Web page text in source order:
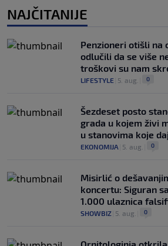
NAJČITANIJE
Penzioneri otišli na
odlučili da se više
troškovi su nam
LIFESTYLE 5. aug. 0
Šezdeset posto
grada u kojem živi
u stanovima koje
EKONOMIJA 5. aug. 0
Misirlić o
koncertu: Siguran
1.000 ulaznica
SHOWBIZ 5. aug. 0